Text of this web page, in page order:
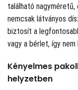
található
nemcsak látványos
biztosít a
vagy a bérlet, így
Kényelmes
helyzetben